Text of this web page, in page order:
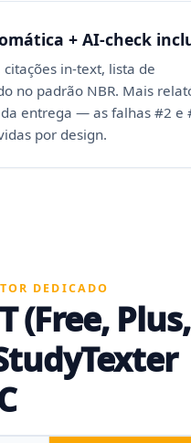
+ AI-check
citações in-text, lista de
no padrão NBR. Mais
entrega — as falhas #2 e
por design.
DEDICADO
(Free, Plus,